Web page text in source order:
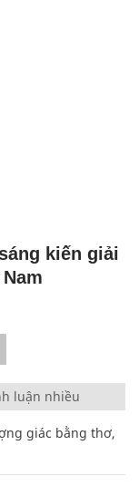
kiến giải
luận nhiều
giác bằng thơ,